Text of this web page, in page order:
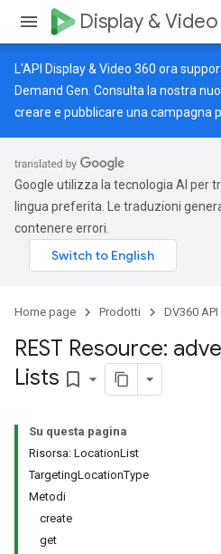
Display &
L'API Display & Video 360 ora
Demand Gen. Consulta la nostra
creare e pubblicare una campagna
Google utilizza la tecnologia AI per
lingua preferita. Le traduzioni
contenere errori.
Home page Prodotti DV360 API
REST Resource:
Lists bookmark_border
Su questa pagina
Risorsa: LocationList
TargetingLocationType
Metodi
create
get